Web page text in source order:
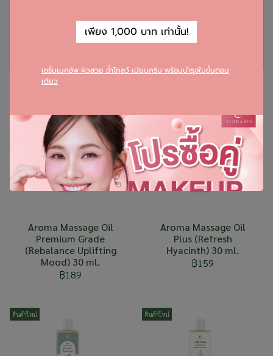
ยังไม่มีคะแนนและรีวิว เป็นคนแรกที่แสดงความคิดเห็น
รีวิว
สินค้าที่เกี่ยวข้อง
Aroma Massage Oil
Premium Grade
(Rebalance Uplifting
Mood) 30 ml.
฿189
สินค้าใหม่
Aroma Massage Oil
Plus (Refresh
Hyacinth) 30 ml.
฿159
สินค้าใหม่ สินค้าใหม่
เพียง 1,000 บาท เท่านั้น!
เซรั่มเมคอัพ ผิวสวย ฉ่ำโกลว์ เนียนกริบ พร้อมบำรุงในขั้นตอน
เดียว